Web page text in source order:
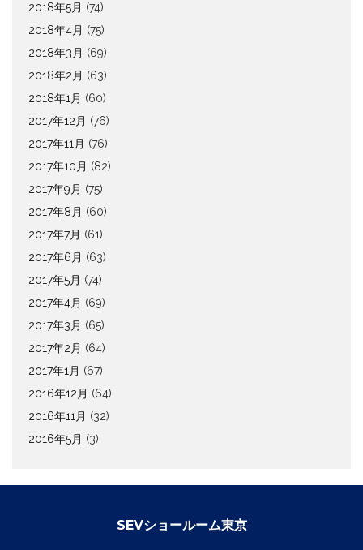
2018年5月 (74)
2018年4月 (75)
2018年3月 (69)
2018年2月 (63)
2018年1月 (60)
2017年12月 (76)
2017年11月 (76)
2017年10月 (82)
2017年9月 (75)
2017年8月 (60)
2017年7月 (61)
2017年6月 (63)
2017年5月 (74)
2017年4月 (69)
2017年3月 (65)
2017年2月 (64)
2017年1月 (67)
2016年12月 (64)
2016年11月 (32)
2016年5月 (3)
SEVショールーム東京